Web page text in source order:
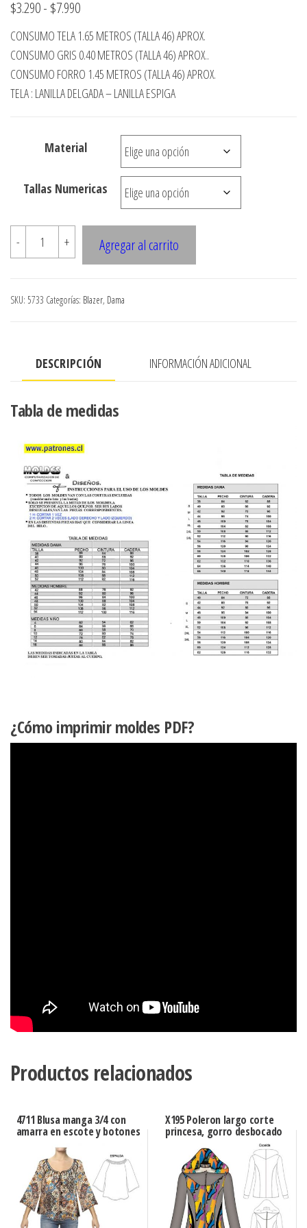
$3.290- $7.990Rango
de
precios:
desde
$3.290
$7.990
CONSUMO TELA 1.65 METROS (TALLA 46) APROX.
CONSUMO GRIS 0.40 METROS (TALLA 46) APROX..
CONSUMO FORRO 1.45 METROS (TALLA 46) APROX.
TELA : LANILLA DELGADA – LANILLA ESPIGA
Material
Tallas Numericas
-
5733
Chaqueta
con
tela
cantidad
+ Agregar al carrito
SKU: 5733 Categorías: Blazer, Dama
DESCRIPCIÓN INFORMACIÓN ADICIONAL
Tabla de medidas
¿Cómo imprimir moldes PDF?
Productos relacionados
4711 Blusa manga 3/4 con
amarra en escote y botones
X195 Poleron largo corte
princesa, gorro desbocado